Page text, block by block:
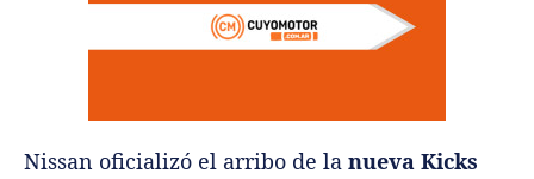
Nissan oficializó el arribo de la nueva Kicks